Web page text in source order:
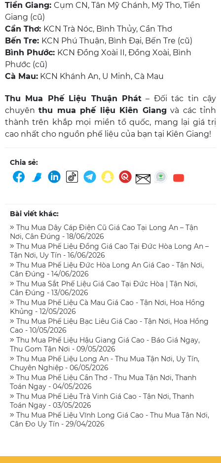
Tiền Giang: Cụm CN, Tân Mỹ Chánh, Mỹ Tho, Tiền
Giang (cũ)
Cần Thơ: KCN Trà Nóc, Bình Thủy, Cần Thơ
Bến Tre: KCN Phú Thuận, Bình Đại, Bến Tre (cũ)
Bình Phước: KCN Đồng Xoài II, Đồng Xoài, Bình
Phước (cũ)
Cà Mau: KCN Khánh An, U Minh, Cà Mau
Thu Mua Phế Liệu Thuận Phát – Đối tác tin cậy
chuyênthu mua phế liệu Kiên Giang và các tỉnh
thành trên khắp mọi miền tổ quốc, mang lại giá trị
cao nhất cho nguồn phế liệu của bạn tại Kiên Giang!
Chia sẻ:
Bài viết khác:
Thu Mua Dây Cáp Điện Cũ Giá Cao Tại Long An – Tận
Nơi, Cân Đúng - 18/06/2026
Thu Mua Phế Liệu Đồng Giá Cao Tại Đức Hòa Long An –
Tận Nơi, Uy Tín - 16/06/2026
Thu Mua Phế Liệu Đức Hòa Long An Giá Cao - Tận Nơi,
Cân Đúng - 14/06/2026
Thu Mua Sắt Phế Liệu Giá Cao Tại Đức Hòa | Tận Nơi,
Cân Đúng - 13/06/2026
Thu Mua Phế Liệu Cà Mau Giá Cao - Tận Nơi, Hoa Hồng
Khủng - 12/05/2026
Thu Mua Phế Liệu Bạc Liêu Giá Cao - Tận Nơi, Hoa Hồng
Cao - 10/05/2026
Thu Mua Phế Liệu Hậu Giang Giá Cao - Báo Giá Ngay,
Thu Gom Tận Nơi - 09/05/2026
Thu Mua Phế Liệu Long An - Thu Mua Tận Nơi, Uy Tín,
Chuyên Nghiệp - 06/05/2026
Thu Mua Phế Liệu Cần Thơ - Thu Mua Tận Nơi, Thanh
Toán Ngay - 04/05/2026
Thu Mua Phế Liệu Trà Vinh Giá Cao - Tận Nơi, Thanh
Toán Ngay - 03/05/2026
Thu Mua Phế Liệu Vĩnh Long Giá Cao - Thu Mua Tận Nơi,
Cân Đo Uy Tín - 29/04/2026